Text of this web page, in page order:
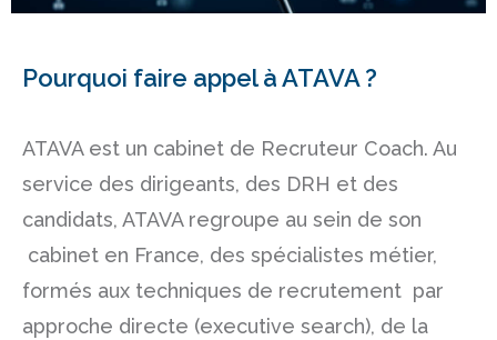
Pourquoi faire appel à ATAVA ?
ATAVA est un cabinet de Recruteur Coach. Au
service des dirigeants, des DRH et des
candidats, ATAVA regroupe au sein de son
cabinet en France, des spécialistes métier,
formés aux techniques de recrutement par
approche directe (executive search), de la